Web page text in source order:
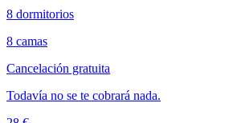
8 dormitorios
8 camas
Cancelación gratuita
Todavía no se te cobrará nada.